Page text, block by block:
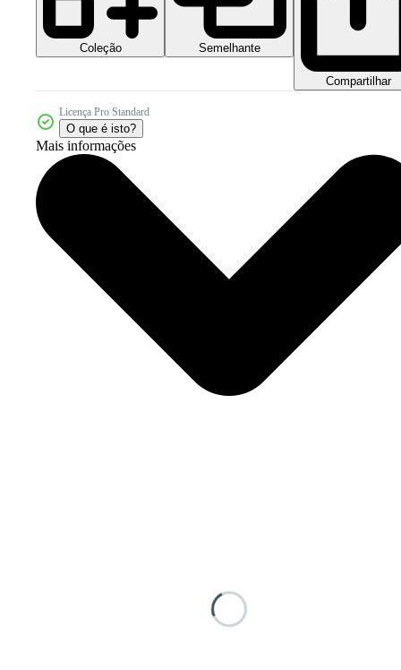
Coleção Semelhante
Compartilhar
Licença Pro Standard
O que é isto?
Mais informações